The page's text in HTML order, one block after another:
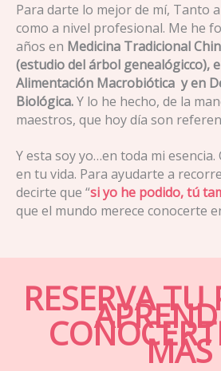
Para darte lo mejor de mí, Tanto
como a nivel profesional. Me he
años en Medicina Tradicional
(estudio del árbol genealógicco),
Alimentación Macrobiótica y en
Biológica.Y lo he hecho, de la
maestros, que hoy día son
Y esta soy yo…en toda mi
en tu vida. Para ayudarte a
decirte que “si yo he podido, tú
que el mundo merece conocerte
RESERVA TU
MÁS